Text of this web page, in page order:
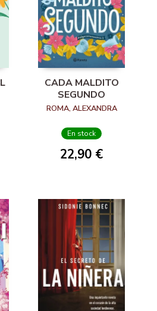
CADA MALDITO
SEGUNDO
ROMA, ALEXANDRA
En stock
22,90 €